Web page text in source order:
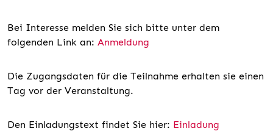
Bei Interesse melden Sie sich bitte unter dem
folgenden Link an: Anmeldung
Die Zugangsdaten für die Teilnahme erhalten sie einen
Tag vor der Veranstaltung.
Den Einladungstext findet Sie hier: Einladung